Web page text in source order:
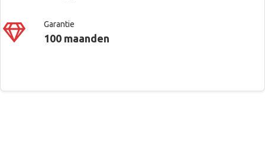
Garantie
100 maanden